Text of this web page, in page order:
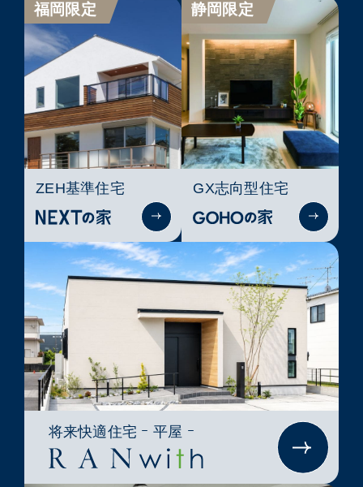
ZEH基準住宅
福岡限定
GX志向型住宅
静岡限定
将来快適住宅 ｰ 平屋 ｰ